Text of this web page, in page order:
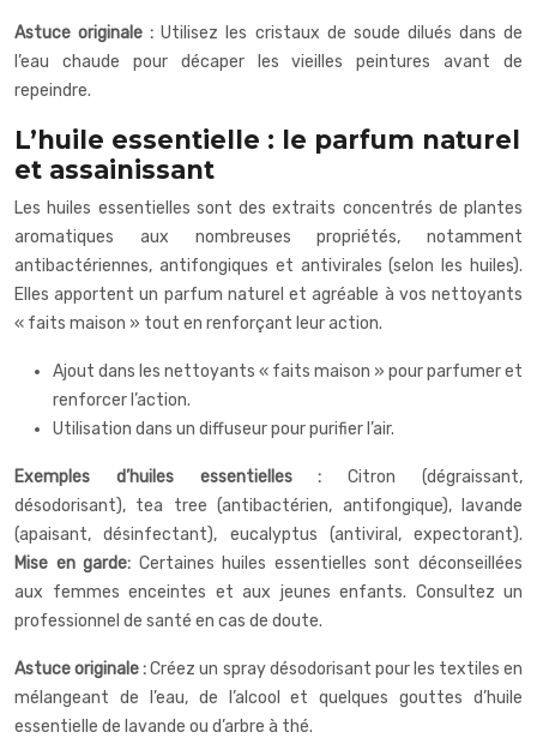
Astuce originale :Utilisez les cristaux de soude dilués dans de
l’eau chaude pour décaper les vieilles peintures avant de
repeindre.
L’huile essentielle : le parfum naturel
et assainissant
Les huiles essentielles sont des extraits concentrés de plantes
aromatiques aux nombreuses propriétés, notamment
antibactériennes, antifongiques et antivirales (selon les huiles).
Elles apportent un parfum naturel et agréable à vos nettoyants
« faits maison » tout en renforçant leur action.
Ajout dans les nettoyants « faits maison » pour parfumer et
renforcer l’action.
Utilisation dans un diffuseur pour purifier l’air.
Exemples d’huiles essentielles :Citron (dégraissant,
désodorisant), tea tree (antibactérien, antifongique), lavande
(apaisant, désinfectant), eucalyptus (antiviral, expectorant).
Mise en garde: Certaines huiles essentielles sont déconseillées
aux femmes enceintes et aux jeunes enfants. Consultez un
professionnel de santé en cas de doute.
Astuce originale :Créez un spray désodorisant pour les textiles en
mélangeant de l’eau, de l’alcool et quelques gouttes d’huile
essentielle de lavande ou d’arbre à thé.